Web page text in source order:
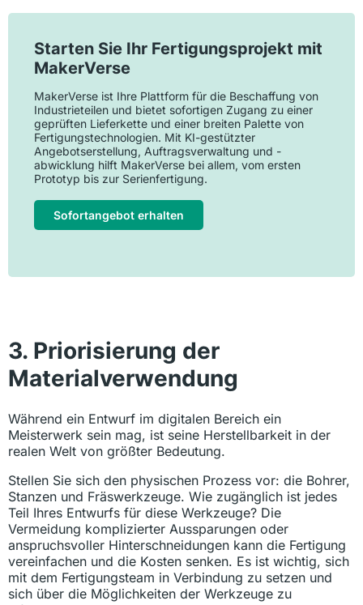
Starten Sie Ihr Fertigungsprojekt mit
MakerVerse
MakerVerse ist Ihre Plattform für die Beschaffung von
Industrieteilen und bietet sofortigen Zugang zu einer
geprüften Lieferkette und einer breiten Palette von
Fertigungstechnologien. Mit KI-gestützter
Angebotserstellung, Auftragsverwaltung und -
abwicklung hilft MakerVerse bei allem, vom ersten
Prototyp bis zur Serienfertigung.
Sofortangebot erhalten
3. Priorisierung der
Materialverwendung
Während ein Entwurf im digitalen Bereich ein
Meisterwerk sein mag, ist seine Herstellbarkeit in der
realen Welt von größter Bedeutung.
Stellen Sie sich den physischen Prozess vor: die Bohrer,
Stanzen und Fräswerkzeuge. Wie zugänglich ist jedes
Teil Ihres Entwurfs für diese Werkzeuge? Die
Vermeidung komplizierter Aussparungen oder
anspruchsvoller Hinterschneidungen kann die Fertigung
vereinfachen und die Kosten senken. Es ist wichtig, sich
mit dem Fertigungsteam in Verbindung zu setzen und
sich über die Möglichkeiten der Werkzeuge zu